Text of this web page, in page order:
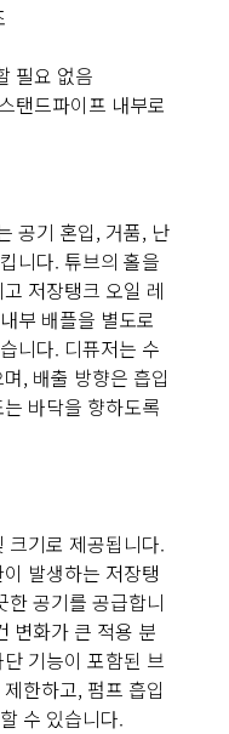
필요 없음
탠드파이프 내부로
공기 혼입, 거품, 난
니다. 튜브의 홀을
저장탱크 오일 레
부 배플을 별도로
니다. 디퓨저는 수
, 배출 방향은 흡입
바닥을 향하도록
크기로 제공됩니다.
발생하는 저장탱
한 공기를 공급합니
변화가 큰 적용 분
기능이 포함된 브
한하고, 펌프 흡입
수 있습니다.